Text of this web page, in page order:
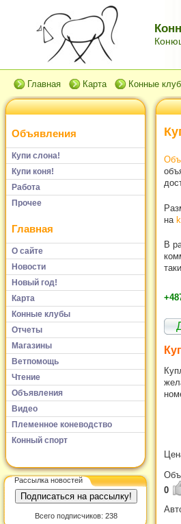
Главная Карта Конные
Объявления
Купи слона!
Купи коня!
Работа
Прочее
Главная
О сайте
Новости
Новый год!
Карта
Конные клубы
Отчеты
Магазины
Ветпомощь
Чтение
Объявления
Видео
Племенное коневодство
Конный спорт
Рассылка новостей
Всего подписчиков: 238
на
В
0